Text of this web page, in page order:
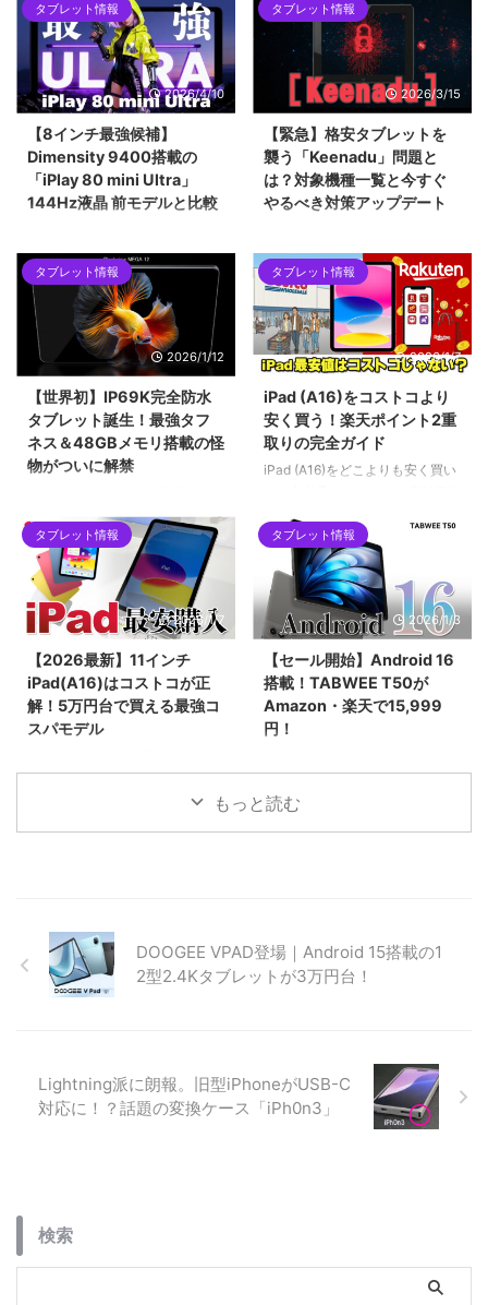
タブレット情報
2026/4/10
【8インチ最強候補】
Dimensity 9400搭載の
「iPlay 80 mini Ultra」
144Hz液晶 前モデルと比較
8.4インチタブレット「iPlay 80
mini Ultra」を紹介します。最新
チップセットのDimensity 9400
をはじめ、2.5Kの144Hzディス
プレイ、100W急速充電など、コ
ンパクトな筐体に詰め込まれた驚
異的なスペックについて解説して
います。ハイエンドな小型タブレ
ットを求めるユーザーにとって、
2026年現在の最有力候補となる1
台です。
タブレット情報
2026/3/15
【緊急】格安タブレットを
襲う「Keenadu」問題と
は？対象機種一覧と今すぐ
やるべき対策アップデート
ックドア「Keenadu」問題。
Alldocube、Teclast、Headwolf
など、当サイトでも紹介した格安
タブレットが対象となった今回の
騒動を時系列で解説します。迅速
な対応で評価を上げたメーカー
は？手元の「Alldocube iPlay 60
mini pro」を例に、画像付きで対
策アップデートの手順も詳しくご
紹介します。
タブレット情報
2026/1/12
【世界初】IP69K完全防水
タブレット誕生！最強タフ
ネス＆48GBメモリ搭載の怪
物がついに解禁
IP69K完全防水タブレット
「Blackview MEGA 12」。12.2
インチ2.4K液晶、Dimensity
7200、最大48GBメモリ搭載の
フラッグシップ性能を誇りなが
ら、早期割引で299ドルという驚
異のコスパ。キーボードやペンな
ど豪華5大特典が貰える先行販売
セール情報を見逃すな！
タブレット情報
2026/1/7
iPad (A16)をコストコより
安く買う！楽天ポイント2重
取りの完全ガイド
iPad (A16)をどこよりも安く買い
ント2重取りルート」を徹底解説
します。SPU（ポイントアップ）
やお買い物マラソンをフル活用し
て、実質5万円台前半で手に入れ
る具体的な手順や、初心者がハマ
りやすい購入制限の注意点まで網
羅。2026年最新の最安値攻略ガ
イドです。
タブレット情報
2026/1/7
【2026最新】11インチ
iPad(A16)はコストコが正
解！5万円台で買える最強コ
スパモデル
一番売れている「11インチ
iPad（A16チップ搭載）」の価格
クセサリ、コストコで購入する際
の注意点まで詳しく解説します。
タブレット情報
2026/1/3
【セール開始】Android 16
搭載！TABWEE T50が
Amazon・楽天で15,999
円！
最新Android 16と高性能Unisoc
7250チップを搭載したタブレッ
もっと読む
DOOGEE VPAD登場｜Android 15搭載の1
2型2.4Kタブレットが3万円台！
Lightning派に朗報。旧型iPhoneがUSB-C
対応に！？話題の変換ケース「iPh0n3」
検索